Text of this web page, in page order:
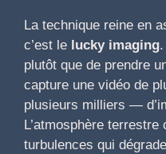
La technique reine en
c’est le lucky imaging
plutôt que de prendre
capture une vidéo de
plusieurs milliers —
L’atmosphère
turbulences qui